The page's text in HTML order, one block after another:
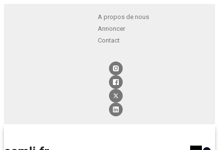
A propos de nous
Annoncer
Contact